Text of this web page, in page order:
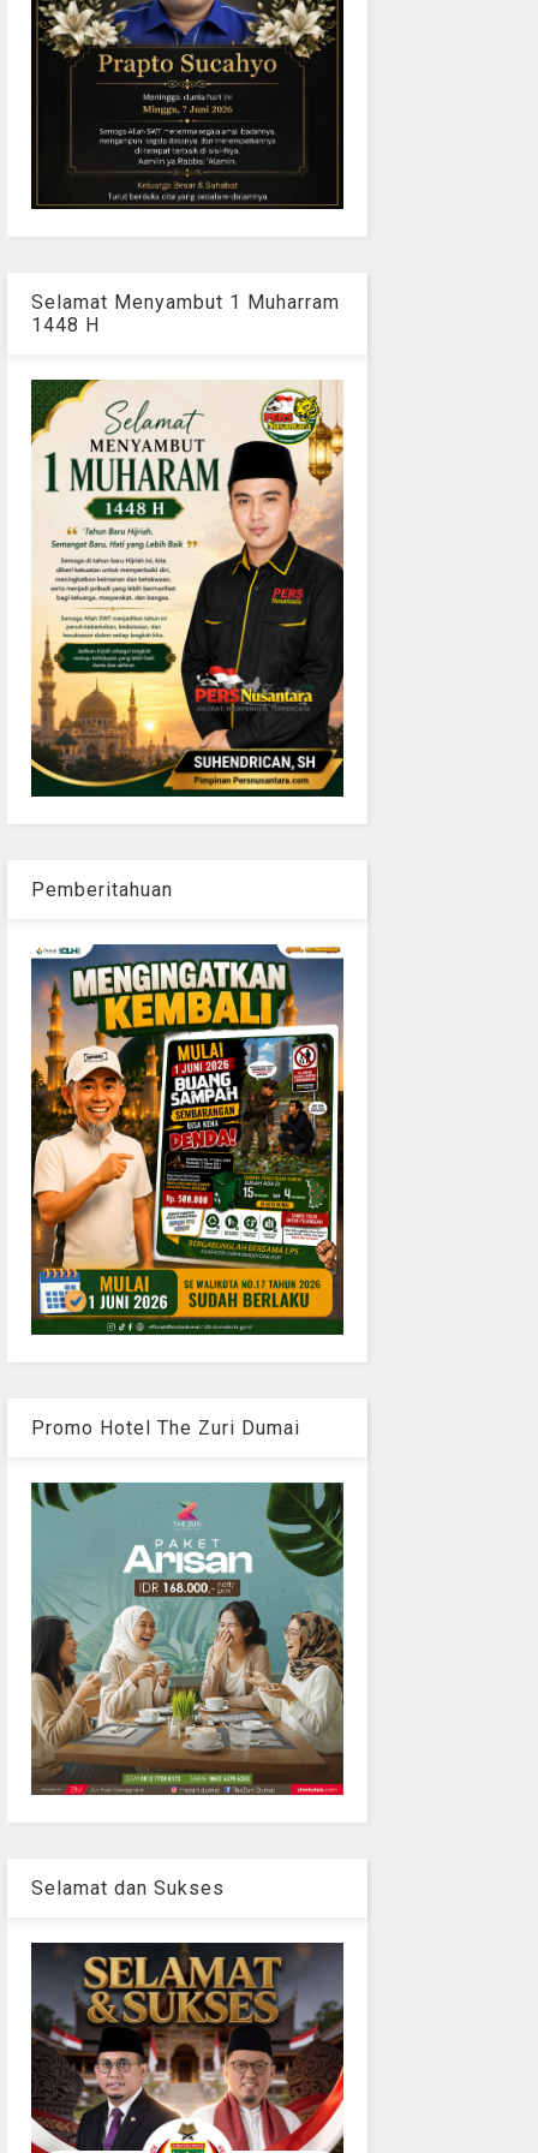
Selamat Menyambut 1 Muharram
1448 H
Pemberitahuan
Promo Hotel The Zuri Dumai
Selamat dan Sukses